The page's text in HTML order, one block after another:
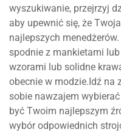
wyszukiwanie, przejrzyj
aby upewnić się, że
najlepszych
spodnie z mankietami
wzorami lub solidne
obecnie w modzie.Idź na
sobie nawzajem
być Twoim najlepszym
wybór odpowiednich